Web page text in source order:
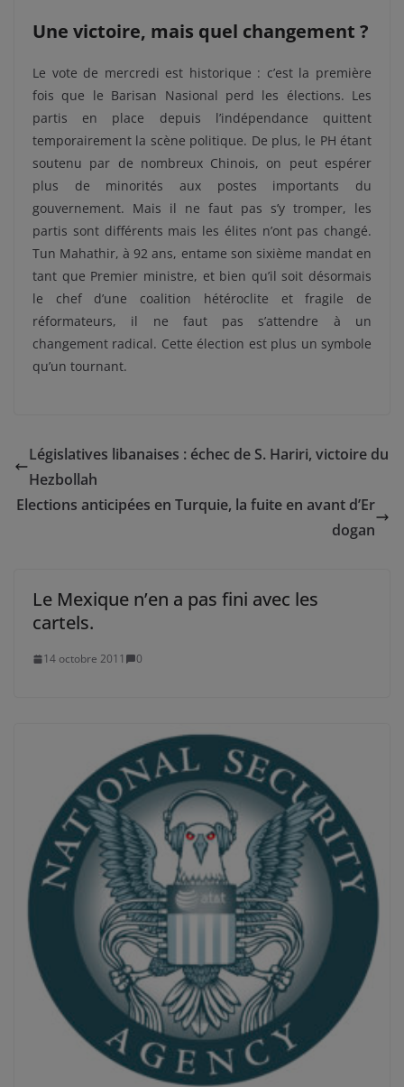
Une victoire, mais quel changement ?
Le vote de mercredi est historique : c’est la première
fois que le Barisan Nasional perd les élections. Les
partis en place depuis l’indépendance quittent
temporairement la scène politique. De plus, le PH étant
soutenu par de nombreux Chinois, on peut espérer
plus de minorités aux postes importants du
gouvernement. Mais il ne faut pas s’y tromper, les
partis sont différents mais les élites n’ont pas changé.
Tun Mahathir, à 92 ans, entame son sixième mandat en
tant que Premier ministre, et bien qu’il soit désormais
le chef d’une coalition hétéroclite et fragile de
réformateurs, il ne faut pas s’attendre à un
changement radical. Cette élection est plus un symbole
qu’un tournant.
Législatives libanaises : échec de S. Hariri, victoire du
Hezbollah
Elections anticipées en Turquie, la fuite en avant d’Er
dogan
Le Mexique n’en a pas fini avec les
cartels.
14 octobre 2011 0